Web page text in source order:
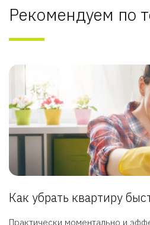
Рекомендуем по
Как убрать квартиру
Практически моментально и